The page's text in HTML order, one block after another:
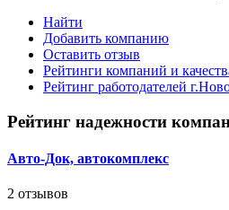
Найти
Добавить компанию
Оставить отзыв
Рейтинги компаний и
Рейтинг работодателей
Рейтинг надежности
Авто-Док, автокомплекс
2 отзывов